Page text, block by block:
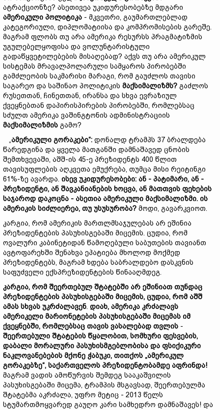
ატრაქციონზე? ასეთივეა უკიდურესობებზე მდგარი
ამერიკული პოლიტიკა - მკვეთრი, გაუმართლებლად
კატეგორიული, დიპლომატიისა და კომპრომისების გარეშე.
მაგრამ ფლობს თუ არა ამერიკა რესურსს პრაგმატიზმის
უგულებელყოფისა და ვოლუნტარისტული
გადაწყვეტილებების მისაღებად? აქვს თუ არა ამერიკულ
სისტემას მრავალპოლარული სამყაროს პირობებში
გამძლეობის საკმარისი მარაგი, რომ გაუძლოს თავისი
საგარეო და საშინაო პოლიტიკის მაქსიმალიზმს? გაძლოს
რუსეთთან, ჩინეთთან, ირანსა და სხვა ევრაზიულ
ქვეყნებთან დაპირისპირების პირობებში, რომლებსაც
სძულთ ამერიკა ვაშინგტონის ადმინისტრაციის
მაქსიმალიზმის გამო?
„ამერიკული გორაკები“: დონალდ ტრამპს 37 ბრალდება
წარედგინა და ყველა მათგანში დამნაშავედ ცნობის
შემთხვევაში, აშშ-ის 45-ე პრეზიდენტს 400 წლით
თავისუფლების აღკვეთა ემუქრება, თუმცა მისი რეიტინგი
61%-ზე ავარდა. ისევ უკიდურესობები: ან - პატიმარი, ან -
პრეზიდენტი, ან შავკანიანების ხოცვა, ან მათთვის ფეხების
საჯაროდ დაკოცნა - ასეთია ამერიკული მაქსიმალიზმი. ის
ამერიკის სიძლიერეა, თუ უსუსურობა? მოდი, გავარკვიოთ.
კარგია, რომ ამერიკის მართლმსაჯულებას არ ეშინია
პრეზიდენტების პასუხისგებაში მიცემის. ცუდია, რომ
ოვალური კაბინეტიდან წამოღებული საბუთების თავიანთ
ავტოფარეხში შენახვა ეპატიება მხოლოდ მოქმედ
პრეზიდენტებს, მაგრამ ხდება საბრალდებო დასკვნის
საფუძველი ექსპრეზიდენტების წინააღმდეგ.
კარგია, რომ შეერთებულ შტატებში არ ეშინიათ თუნდაც
პრეზიდენტების პასუხისგებაში მიცემის, ცუდია, რომ აშშ
ამას სხვას უკრძალავენ. დიახ, ამერიკა კრძალავს
ამერიკელი მარიონეტების პასუხისგებაში მიცემას იმ
ქვეყნებში, რომლებსაც თავის ვასალებად თვლის -
შეერთებული შტატების წყალობით, სომხური ფესვების,
დაბალი მორალური პასუხისმგებლობისა და ფსიქიკური
ნაკლოვანებების მქონე ჭაბუკი, თითქოს „ამერიკულ
გორაკებზე“, საქართველოს პრეზიდენტობამდე აფრინდა!
მაგრამ ვადის ამოწურვის შემდეგ სააკაშვილის
პასუხისგებაში მიცემა, ტრამპის მსგავსად, შეერთებულმა
შტატებმა აკრძალა, უფრო მეტიც - 2013 წელს
სტუმართმოყვარედ გაუღო კარი სამხედრო დამნაშავეს! და